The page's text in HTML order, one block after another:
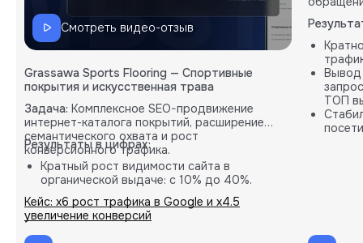
Смотреть видео-отзыв
Grassawa Sports Flooring — Спортивные
покрытия и искусственная трава
Задача: Комплексное SEO-продвижение
интернет-каталога покрытий, расширение
семантического охвата и рост
конверсионного трафика.
Результаты в цифрах:
Кратный рост видимости сайта в
органической выдаче: с 10% до 40%.
Пропорциональное увеличение количества
целевых B2B-заявок (лидов).
Внедрение кастомных решений на основе
глубокой аналитики проекта.
Кейс: х6 рост трафика в Google и х4.5
увеличение конверсий
ТОП